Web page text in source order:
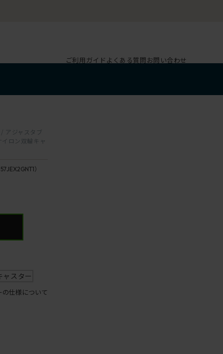
ご利用ガイド よくある質問お問い合わせ
アジャスタブ
ロン双輪キャ
）
ャスター
の仕様について